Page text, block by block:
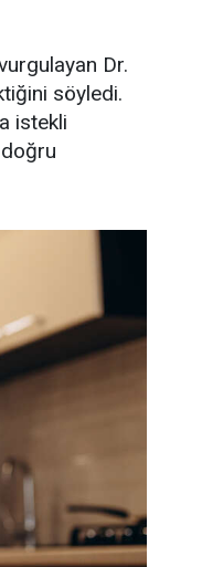
Dr.
söyledi.
istekli
doğru